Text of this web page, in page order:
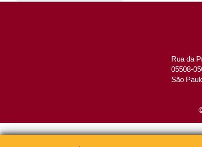
Rua da
05508-
São